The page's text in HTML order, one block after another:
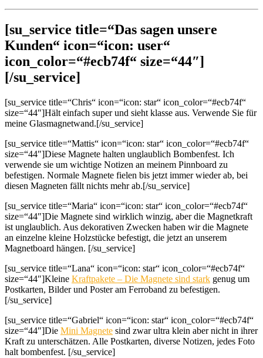
[su_service title=“Das sagen unsere
Kunden“ icon=“icon: user“
icon_color=“#ecb74f“ size=“44″]
[/su_service]
[su_service title=“Chris“ icon=“icon: star“ icon_color=“#ecb74f“
size=“44″]Hält einfach super und sieht klasse aus. Verwende Sie für
meine Glasmagnetwand.[/su_service]
[su_service title=“Mattis“ icon=“icon: star“ icon_color=“#ecb74f“
size=“44″]Diese Magnete halten unglaublich Bombenfest. Ich
verwende sie um wichtige Notizen an meinem Pinnboard zu
befestigen. Normale Magnete fielen bis jetzt immer wieder ab, bei
diesen Magneten fällt nichts mehr ab.[/su_service]
[su_service title=“Maria“ icon=“icon: star“ icon_color=“#ecb74f“
size=“44″]Die Magnete sind wirklich winzig, aber die Magnetkraft
ist unglaublich. Aus dekorativen Zwecken haben wir die Magnete
an einzelne kleine Holzstücke befestigt, die jetzt an unserem
Magnetboard hängen. [/su_service]
[su_service title=“Lana“ icon=“icon: star“ icon_color=“#ecb74f“
size=“44″]Kleine Kraftpakete – Die Magnete sind stark genug um
Postkarten, Bilder und Poster am Ferroband zu befestigen.
[/su_service]
[su_service title=“Gabriel“ icon=“icon: star“ icon_color=“#ecb74f“
size=“44″]Die Mini Magnete sind zwar ultra klein aber nicht in ihrer
Kraft zu unterschätzen. Alle Postkarten, diverse Notizen, jedes Foto
halt bombenfest. [/su_service]